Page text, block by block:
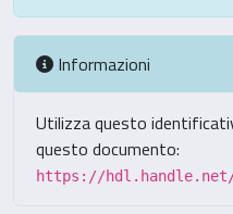
Informazioni
Utilizza questo
questo documento:
https://hdl.handle.net/